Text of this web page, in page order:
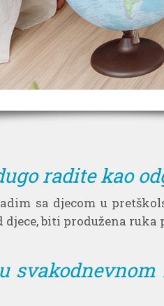
radite kao
sa djecom u
biti produžena ruka